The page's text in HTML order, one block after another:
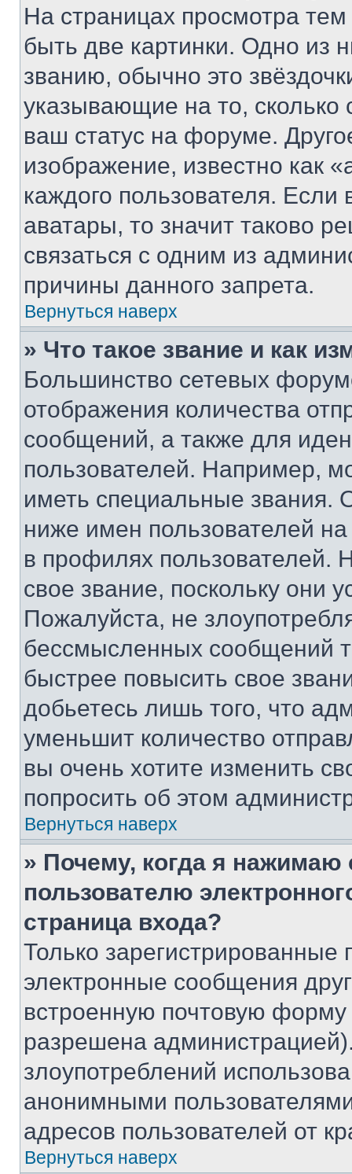
На страницах просмотра
быть две картинки. Одно из
званию, обычно это
указывающие на то,
ваш статус на форуме.
изображение, известно как
каждого пользователя.
аватары, то значит таково
связаться с одним из
причины данного запрета.
Вернуться наверх
» Что такое звание и как
Большинство сетевых
отображения количества
сообщений, а также для
пользователей. Например,
иметь специальные звания.
ниже имен пользователей
в профилях
свое звание, поскольку они
Пожалуйста, не
бессмысленных сообщений
быстрее повысить свое
добьетесь лишь того, что
уменьшит количество
вы очень хотите изменить
попросить об этом
Вернуться наверх
» Почему, когда я нажимаю
пользователю
страница входа?
Только зарегистрированные
электронные сообщения
встроенную почтовую
разрешена
злоупотреблений
анонимными
адресов пользователей от
Вернуться наверх